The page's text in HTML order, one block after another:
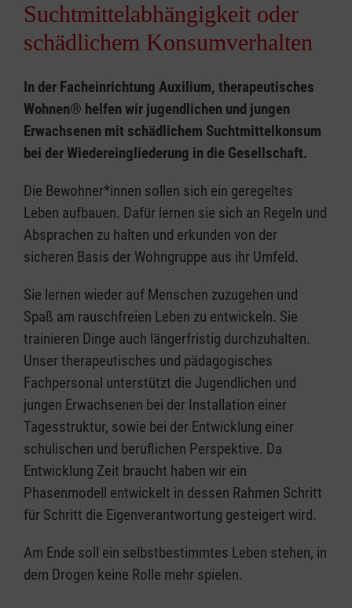
Suchtmittelabhängigkeit oder
schädlichem Konsumverhalten
In der Facheinrichtung Auxilium, therapeutisches
Wohnen® helfen wir jugendlichen und jungen
Erwachsenen mit schädlichem Suchtmittelkonsum
bei der Wiedereingliederung in die Gesellschaft.
Die Bewohner*innen sollen sich ein geregeltes
Leben aufbauen. Dafür lernen sie sich an Regeln und
Absprachen zu halten und erkunden von der
sicheren Basis der Wohngruppe aus ihr Umfeld.
Sie lernen wieder auf Menschen zuzugehen und
Spaß am rauschfreien Leben zu entwickeln. Sie
trainieren Dinge auch längerfristig durchzuhalten.
Unser therapeutisches und pädagogisches
Fachpersonal unterstützt die Jugendlichen und
jungen Erwachsenen bei der Installation einer
Tagesstruktur, sowie bei der Entwicklung einer
schulischen und beruflichen Perspektive. Da
Entwicklung Zeit braucht haben wir ein
Phasenmodell entwickelt in dessen Rahmen Schritt
für Schritt die Eigenverantwortung gesteigert wird.
Am Ende soll ein selbstbestimmtes Leben stehen, in
dem Drogen keine Rolle mehr spielen.